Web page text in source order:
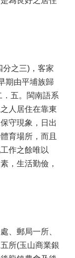
之三)，客家
期由平埔族歸
五。閩南語系
人居住在靠東
守現象，日出
育場所，而且
作之餘唯以
，生活勤儉，
郵局一所、
所(玉山商業銀